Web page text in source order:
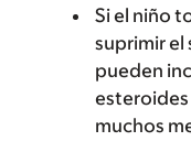
Si el niño
suprimir el
pueden
esteroides
muchos